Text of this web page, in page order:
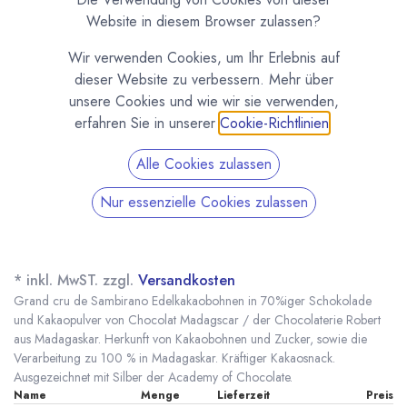
Kakaobohnen in Schokolade und Kakaopulver -
* inkl. MwST. zzgl. Versandkosten
Grand cru de Sambirano Edelkakaobohnen in 70%iger Schokolade
und Kakaopulver von Chocolat Madagscar / der Chocolaterie Robert
aus Madagaskar. Herkunft von Kakaobohnen und Zucker, sowie die
Verarbeitung zu 100 % in Madagaskar. Kräftiger Kakaosnack.
Ausgezeichnet mit Silber der Academy of Chocolate.
Name Menge Lieferzeit Preis
Website in diesem Browser zulassen?
Wir verwenden Cookies, um Ihr Erlebnis auf
dieser Website zu verbessern. Mehr über
unsere Cookies und wie wir sie verwenden,
erfahren Sie in unserer Cookie-Richtlinien
Alle Cookies zulassen
Nur essenzielle Cookies zulassen